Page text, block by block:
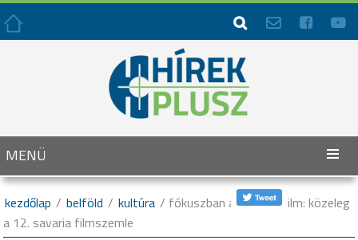
   
MENÜ
kezdőlap / belföld / kultúra / fókuszban a magyar film: közeleg
a 12. savaria filmszemle